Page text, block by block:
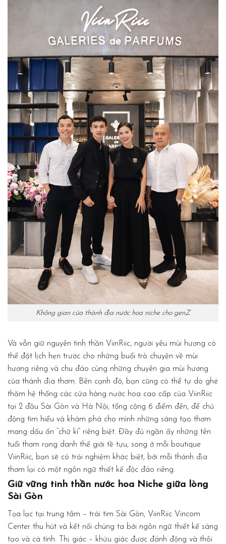
Không gian của thánh địa nước hoa niche cho genZ
Và vẫn giữ nguyên tinh thần ViinRiic, người yêu mùi hương có
thể đặt lịch hẹn trước cho những buổi trò chuyện về mùi
hương riêng và chu đáo cùng những chuyên gia mùi hương
của thánh địa thơm. Bên cạnh đó, bạn cũng có thể tự do ghé
thăm hệ thống các cửa hàng nước hoa cao cấp của ViinRiic
tại 2 đầu Sài Gòn và Hà Nội, tổng cộng 6 điểm đến, để chủ
động tìm hiểu và khám phá cho mình những sáng tạo thơm
mang dấu ấn “chữ kí” riêng biệt. Đầy đủ ngần ấy những tên
tuổi thơm rạng danh thế giới tề tựu, song ở mỗi boutique
ViinRiic, bạn sẽ có trải nghiệm khác biệt, bởi mỗi thánh địa
thơm lại có một ngôn ngữ thiết kế độc đáo riêng.
Giữ vững tinh thần nước hoa Niche giữa lòng
Sài Gòn
Tọa lạc tại trung tâm – trái tim Sài Gòn, ViinRiic Vincom
Center thu hút và kết nối chúng ta bởi ngôn ngữ thiết kế sáng
tạo và cá tính. Thị giác – khứu giác được đánh động và thôi